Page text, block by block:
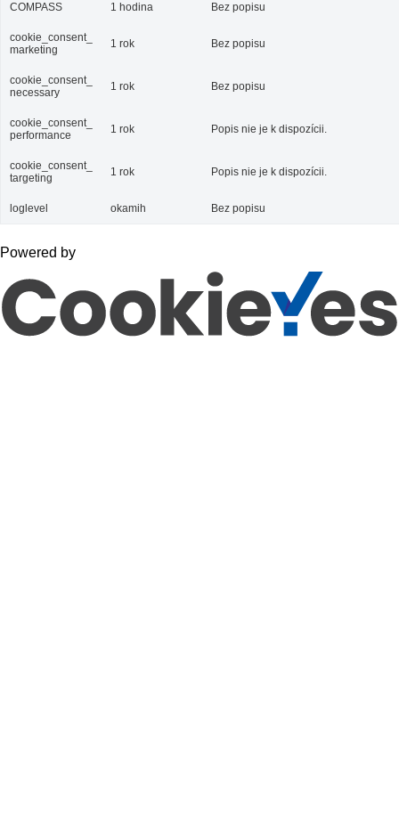
COMPASS 1 hodina Bez popisu
cookie_consent_
marketing
1 rok Bez popisu
cookie_consent_
necessary
1 rok Bez popisu
cookie_consent_
performance
1 rok Popis nie je k dispozícii.
cookie_consent_
targeting
1 rok Popis nie je k dispozícii.
loglevel okamih Bez popisu
Powered by